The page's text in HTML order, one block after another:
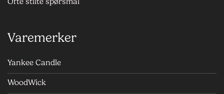
Varemerker
Yankee Candle
WoodWick